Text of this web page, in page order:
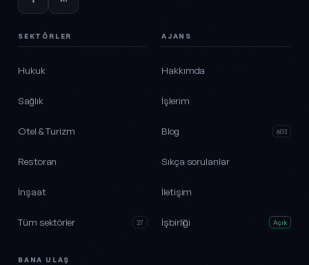
SEKTÖRLER
Hukuk
Sağlık
Otel & Turizm
Restoran
İnşaat
Tüm sektörler 27
AJANS
Hakkımda
İşlerim
Blog 603
Sıkça sorulanlar
İletişim
İşbirliği Açık
BANA ULAŞ